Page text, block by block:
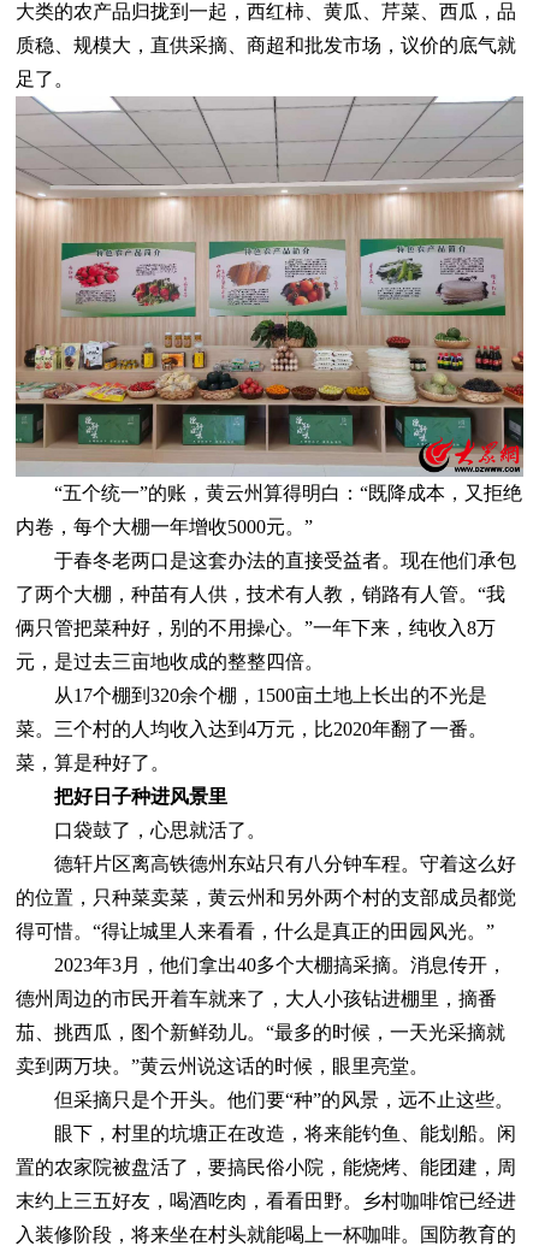
大类的农产品归拢到一起，西红柿、黄瓜、芹菜、西瓜，品
质稳、规模大，直供采摘、商超和批发市场，议价的底气就
足了。
“五个统一”的账，黄云州算得明白：“既降成本，又拒绝
内卷，每个大棚一年增收5000元。”
于春冬老两口是这套办法的直接受益者。现在他们承包
了两个大棚，种苗有人供，技术有人教，销路有人管。“我
俩只管把菜种好，别的不用操心。”一年下来，纯收入8万
元，是过去三亩地收成的整整四倍。
从17个棚到320余个棚，1500亩土地上长出的不光是
菜。三个村的人均收入达到4万元，比2020年翻了一番。
菜，算是种好了。
把好日子种进风景里
口袋鼓了，心思就活了。
德轩片区离高铁德州东站只有八分钟车程。守着这么好
的位置，只种菜卖菜，黄云州和另外两个村的支部成员都觉
得可惜。“得让城里人来看看，什么是真正的田园风光。”
2023年3月，他们拿出40多个大棚搞采摘。消息传开，
德州周边的市民开着车就来了，大人小孩钻进棚里，摘番
茄、挑西瓜，图个新鲜劲儿。“最多的时候，一天光采摘就
卖到两万块。”黄云州说这话的时候，眼里亮堂。
但采摘只是个开头。他们要“种”的风景，远不止这些。
眼下，村里的坑塘正在改造，将来能钓鱼、能划船。闲
置的农家院被盘活了，要搞民俗小院，能烧烤、能团建，周
末约上三五好友，喝酒吃肉，看看田野。乡村咖啡馆已经进
入装修阶段，将来坐在村头就能喝上一杯咖啡。国防教育的